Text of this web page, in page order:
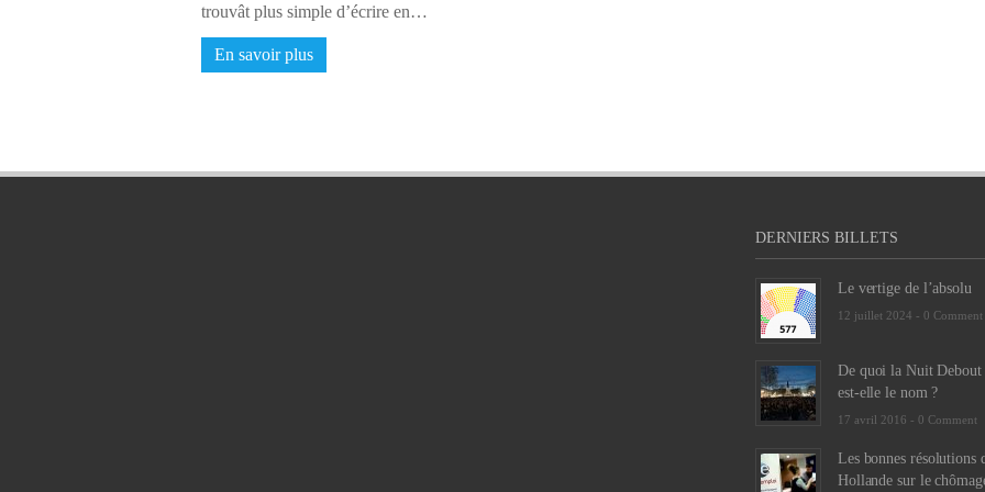
trouvât plus simple d’écrire en…
En savoir plus
DERNIERS BILLETS
Le vertige de l’absolu
12 juillet 2024 - 0 Comment
De quoi la Nuit Debout
est-elle le nom ?
17 avril 2016 - 0 Comment
Les bonnes résolutions
Hollande sur le